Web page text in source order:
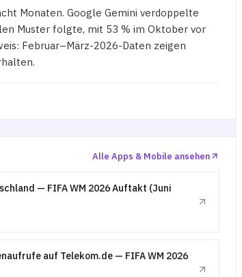
Monaten. Google Gemini verdoppelte
Muster folgte, mit 53 % im Oktober vor
Februar–März-2026-Daten zeigen
Alle Apps & Mobile ansehen
— FIFA WM 2026 Auftakt (Juni
auf Telekom.de — FIFA WM 2026